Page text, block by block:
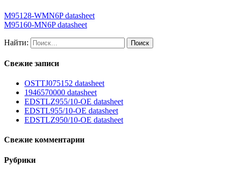
M95128-WMN6P datasheet
M95160-MN6P datasheet
Найти:
Свежие записи
OSTTJ075152 datasheet
1946570000 datasheet
EDSTLZ955/10-OE datasheet
EDSTL955/10-OE datasheet
EDSTLZ950/10-OE datasheet
Свежие комментарии
Рубрики